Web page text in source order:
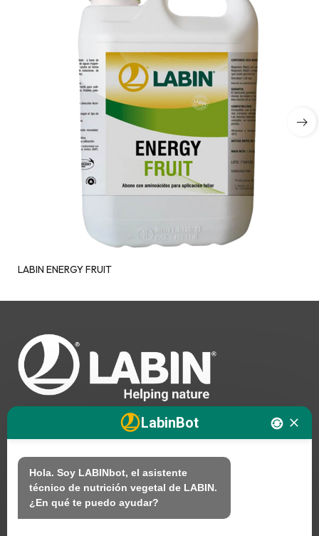
LABIN ENERGY FRUIT
Nosotros
Productos
LabinBot
Hola. Soy LABINbot, el asistente
técnico de nutrición vegetal de LABIN.
¿En qué te puedo ayudar?